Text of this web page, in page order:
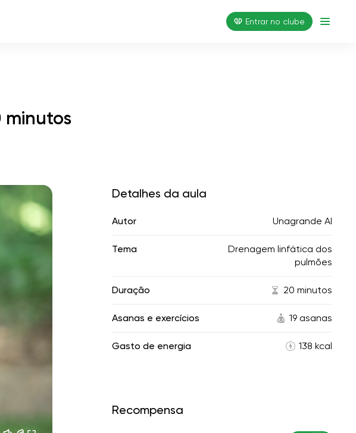
Entrar no clube
minutos
Detalhes da aula
Autor Unagrande AI
Tema
Drenagem linfática dos
pulmões
Duração 20 minutos
Asanas e exercícios 19 asanas
Gasto de energia 138 kcal
Recompensa